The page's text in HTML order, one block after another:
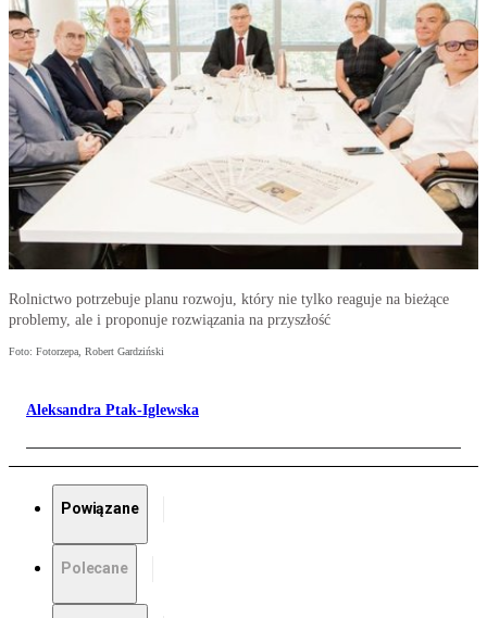
Rolnictwo potrzebuje planu rozwoju, który nie tylko reaguje na bieżące
problemy, ale i proponuje rozwiązania na przyszłość
Foto: Fotorzepa, Robert Gardziński
Aleksandra Ptak-Iglewska
Powiązane
Polecane